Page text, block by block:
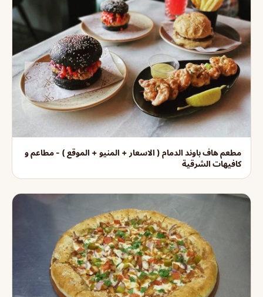
مطعم هاف باوند الدمام ( الاسعار + المنيو + الموقع ) - مطاعم و
كافيهات الشرقية